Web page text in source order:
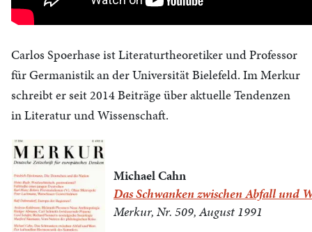
Carlos Spoerhase ist Literaturtheoretiker und Professor
für Germanistik an der Universität Bielefeld. Im Merkur
schreibt er seit 2014 Beiträge über aktuelle Tendenzen
in Literatur und Wissenschaft.
Michael Cahn
Das Schwanken zwischen Abfall und
Merkur, Nr. 509, August 1991